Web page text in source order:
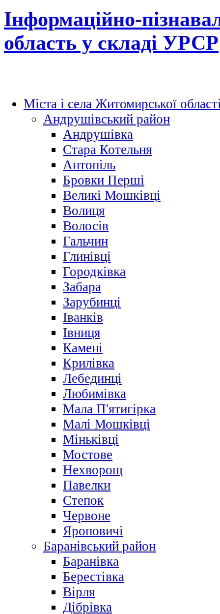
Інформаційно-
область у складі УРСР
Міста і села Житомирської
Андрушівський район
Андрушівка
Стара Котельня
Антопіль
Бровки Перші
Великі Мошківці
Волиця
Волосів
Гальчин
Глинівці
Городківка
Забара
Зарубинці
Іванків
Івниця
Камені
Крилівка
Лебединці
Любимівка
Мала П'ятигірка
Малі Мошківці
Міньківці
Мостове
Нехворощ
Павелки
Степок
Червоне
Яроповичі
Баранівський район
Баранівка
Берестівка
Вірля
Дібрівка